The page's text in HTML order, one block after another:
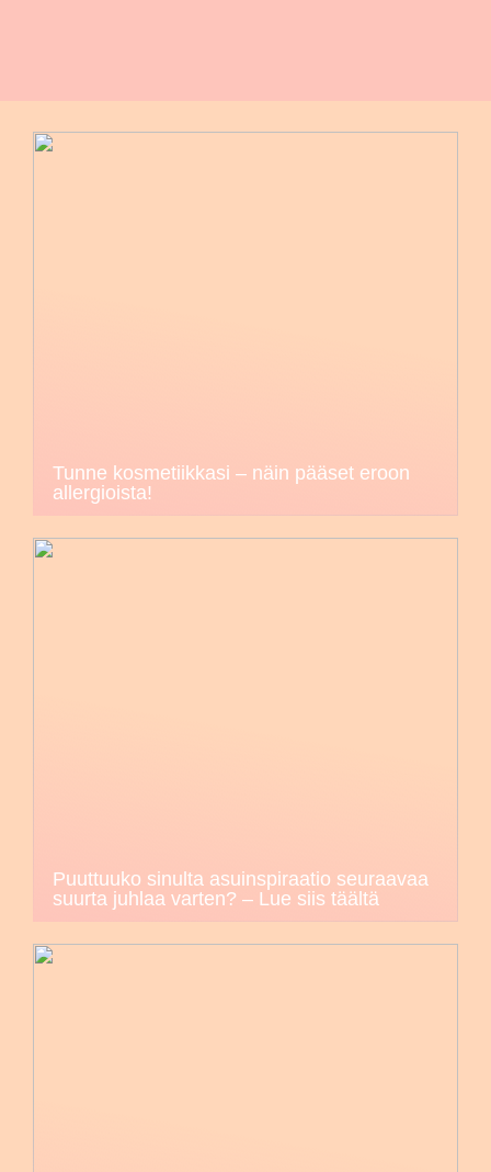
Tunne kosmetiikkasi – näin pääset eroon
allergioista!
Puuttuuko sinulta asuinspiraatio seuraavaa
suurta juhlaa varten? – Lue siis täältä